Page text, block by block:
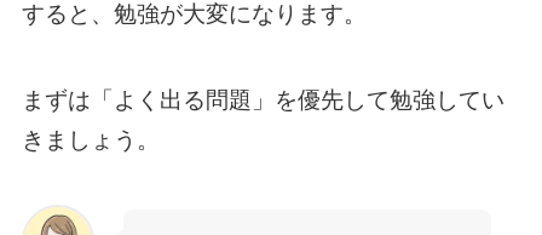
すると、勉強が大変になります。
まずは「よく出る問題」を優先して勉強してい
きましょう。